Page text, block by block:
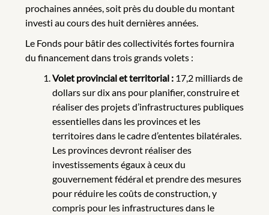
prochaines années, soit près du double du montant
investi au cours des huit dernières années.
Le Fonds pour bâtir des collectivités fortes fournira
du financement dans trois grands volets :
Volet provincial et territorial : 17,2 milliards de
dollars sur dix ans pour planifier, construire et
réaliser des projets d’infrastructures publiques
essentielles dans les provinces et les
territoires dans le cadre d’ententes bilatérales.
Les provinces devront réaliser des
investissements égaux à ceux du
gouvernement fédéral et prendre des mesures
pour réduire les coûts de construction, y
compris pour les infrastructures dans le